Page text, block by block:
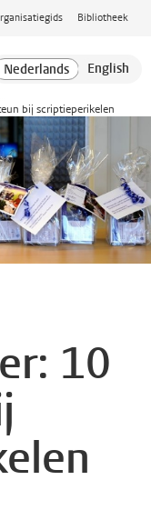
Bibliotheek
bij scriptieperikelen
10